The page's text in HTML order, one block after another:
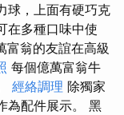
球，上面有硬巧克
在多種口味中使
富翁的友誼在高級
每個億萬富翁牛
經絡調理 除獨家
為配件展示。 黑